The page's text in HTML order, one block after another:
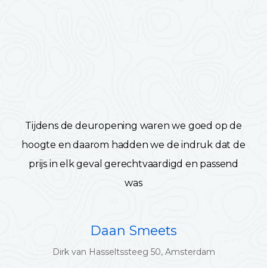
Tijdens de deuropening waren we goed op de
hoogte en daarom hadden we de indruk dat de
prijs in elk geval gerechtvaardigd en passend
was
Daan Smeets
Dirk van Hasseltssteeg 50, Amsterdam